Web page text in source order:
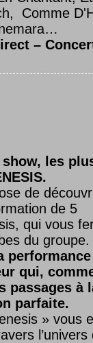
Comme
–
show, les
de
de 5
qui vous
du groupe.
performance
qui,
passages à
parfaite.
» vous
l’univers